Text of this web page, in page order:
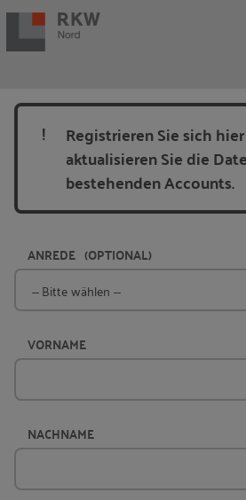
Zur Navigation springen
Zum Hauptinhalt springen
Registrieren Sie sich
aktualisieren Sie die
bestehenden Accounts.
ANREDE (OPTIONAL)
VORNAME
NACHNAME